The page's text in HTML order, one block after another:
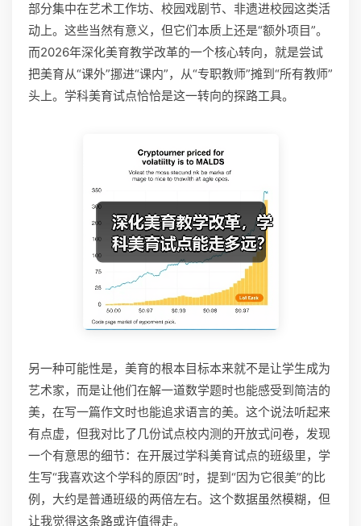
部分集中在艺术工作坊、校园戏剧节、非遗进校园这类活
动上。这些当然有意义，但它们本质上还是“额外项目”。
而2026年深化美育教学改革的一个核心转向，就是尝试
把美育从“课外”挪进“课内”，从“专职教师”摊到“所有教师”
头上。学科美育试点恰恰是这一转向的探路工具。
另一种可能性是，美育的根本目标本来就不是让学生成为
艺术家，而是让他们在解一道数学题时也能感受到简洁的
美，在写一篇作文时也能追求语言的美。这个说法听起来
有点虚，但我对比了几份试点校内测的开放式问卷，发现
一个有意思的细节：在开展过学科美育试点的班级里，学
生写“我喜欢这个学科的原因”时，提到“因为它很美”的比
例，大约是普通班级的两倍左右。这个数据虽然模糊，但
让我觉得这条路或许值得走。